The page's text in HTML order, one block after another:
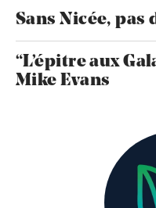
Sans Nicée, pas
“L’épitre aux
Mike Evans